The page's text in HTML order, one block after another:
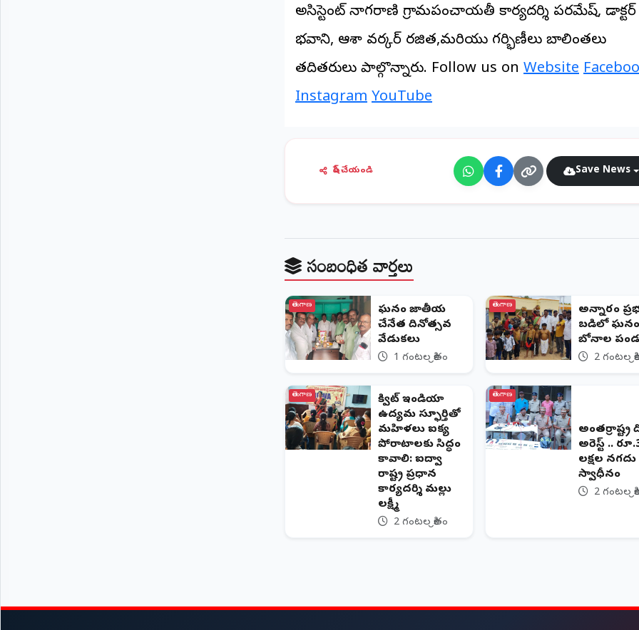
అసిస్టెంట్ నాగరాణి గ్రామపంచాయతీ కార్యదర్శి పరమేష్, డాక్టర్
భవాని, ఆశా వర్కర్ రజిత,మరియు గర్భిణీలు బాలింతలు
తదితరులు పాల్గొన్నారు. Follow us on Website
Instagram YouTube
షేర్ చేయండి Save News
సంబంధిత వార్తలు
తెలంగాణ
ఘనంగా జాతీయ
చేనేత దినోత్సవ
వేడుకలు
1 గంటల క్రితం
తెలంగాణ
అన్నారం
బడిలో ఘనంగా
బోనాల
2 గంటల
తెలంగాణ
క్విట్ ఇండియా
ఉద్యమ స్ఫూర్తితో
మహిళలు ఐక్య
పోరాటాలకు సిద్ధం
కావాలి: ఐద్వా
రాష్ట్ర ప్రధాన
కార్యదర్శి మల్లు
లక్ష్మీ
2 గంటల క్రితం
తెలంగాణ
అంతర్రాష్ట్ర
అరెస్ట్ ..
లక్షల నగదు
స్వాధీనం
2 గంటల